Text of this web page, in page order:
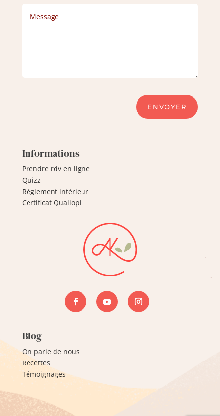
ENVOYER
Informations
Prendre rdv en ligne
Quizz
Réglement intérieur
Certificat Qualiopi
Blog
On parle de nous
Recettes
Témoignages